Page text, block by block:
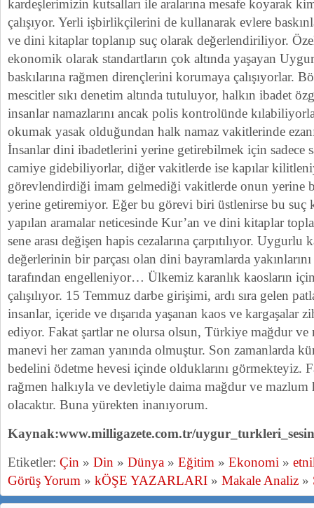
kardeşlerimizin kutsalları ile aralarına mesafe koyarak
çalışıyor. Yerli işbirlikçilerini de kullanarak evlere
ve dini kitaplar toplanıp suç olarak değerlendiriliyor.
ekonomik olarak standartların çok altında yaşayan
baskılarına rağmen dirençlerini korumaya çalışıyorlar.
mescitler sıkı denetim altında tutuluyor, halkın ibadet
insanlar namazlarını ancak polis kontrolünde
okumak yasak olduğundan halk namaz vakitlerinde
İnsanlar dini ibadetlerini yerine getirebilmek için sadece
camiye gidebiliyorlar, diğer vakitlerde ise kapılar
görevlendirdiği imam gelmediği vakitlerde onun yerine
yerine getiremiyor. Eğer bu görevi biri üstlenirse bu suç
yapılan aramalar neticesinde Kur’an ve dini kitaplar
sene arası değişen hapis cezalarına çarpıtılıyor.
değerlerinin bir parçası olan dini bayramlarda
tarafından engelleniyor… Ülkemiz karanlık kaosların
çalışılıyor. 15 Temmuz darbe girişimi, ardı sıra gelen
insanlar, içeride ve dışarıda yaşanan kaos ve kargaşalar
ediyor. Fakat şartlar ne olursa olsun, Türkiye mağdur ve
manevi her zaman yanında olmuştur. Son zamanlarda
bedelini ödetme hevesi içinde olduklarını görmekteyiz.
rağmen halkıyla ve devletiyle daima mağdur ve mazlum
olacaktır. Buna yürekten inanıyorum.
Kaynak:www.milligazete.com.tr/
Etiketler: Çin » Din » Dünya » Eğitim » Ekonomi »
Görüş Yorum » kÖŞE YAZARLARI » Makale Analiz »